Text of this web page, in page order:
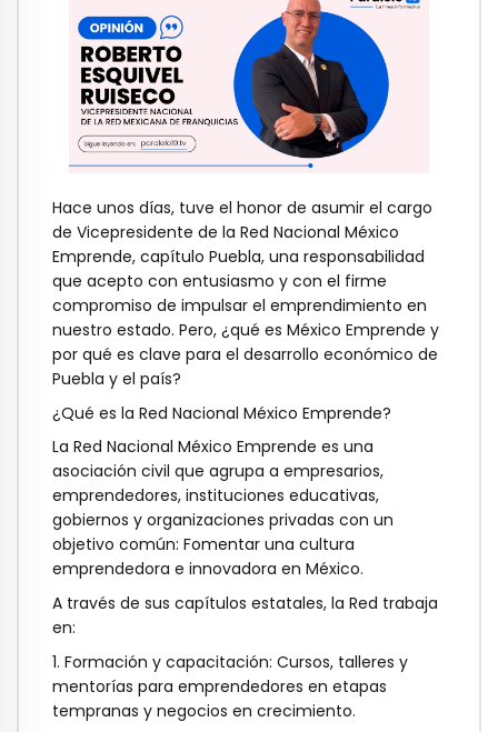
Hace unos días, tuve el honor de asumir el cargo
de Vicepresidente de la Red Nacional México
Emprende, capítulo Puebla, una responsabilidad
que acepto con entusiasmo y con el firme
compromiso de impulsar el emprendimiento en
nuestro estado. Pero, ¿qué es México Emprende y
por qué es clave para el desarrollo económico de
Puebla y el país?
¿Qué es la Red Nacional México Emprende?
La Red Nacional México Emprende es una
asociación civil que agrupa a empresarios,
emprendedores, instituciones educativas,
gobiernos y organizaciones privadas con un
objetivo común: Fomentar una cultura
emprendedora e innovadora en México.
A través de sus capítulos estatales, la Red trabaja
en:
1. Formación y capacitación: Cursos, talleres y
mentorías para emprendedores en etapas
tempranas y negocios en crecimiento.